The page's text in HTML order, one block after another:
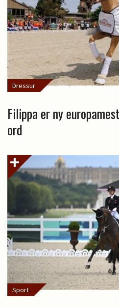
Dressur
Filippa er ny
ord
Sport